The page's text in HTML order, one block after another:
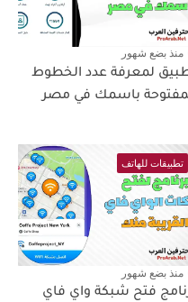
منذ بضع شهور
لمعرفة عدد الخطوط
باسمك في مصر
تطبيقات للهاتف
منذ بضع شهور
فتح شبكة واي فاي